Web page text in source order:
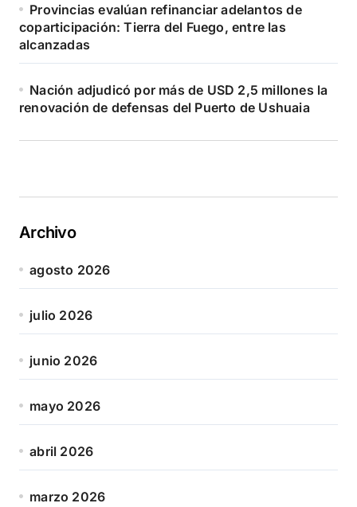
Provincias evalúan refinanciar adelantos de
coparticipación: Tierra del Fuego, entre las
alcanzadas
Nación adjudicó por más de USD 2,5 millones la
renovación de defensas del Puerto de Ushuaia
Archivo
agosto 2026
julio 2026
junio 2026
mayo 2026
abril 2026
marzo 2026